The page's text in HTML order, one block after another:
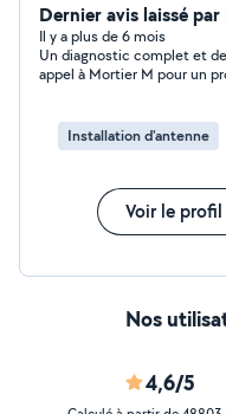
Dernier avis laissé
Il y a plus de 6 mois
Un diagnostic complet et
appel à Mortier M pour un
analyser la situation, de
clair dans ses explications.
sympathique, fiable et compétente. Je
Installation d'antenne
Voir le profil
Nos
4,6/5